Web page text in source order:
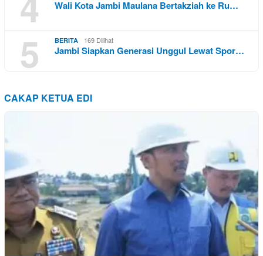
Wali Kota Jambi Maulana Bertakziah ke Ru…
5 BERITA 169 Dilihat
Jambi Siapkan Generasi Unggul Lewat Spor…
CAKAP KETUA EDI